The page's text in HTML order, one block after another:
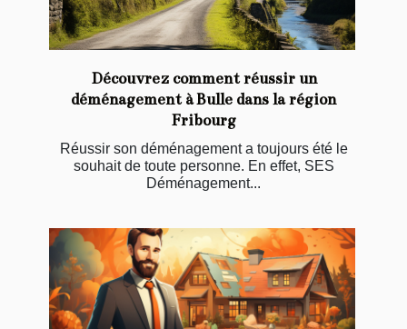
Découvrez comment réussir un
déménagement à Bulle dans la région
Fribourg
Réussir son déménagement a toujours été le
souhait de toute personne. En effet, SES
Déménagement...